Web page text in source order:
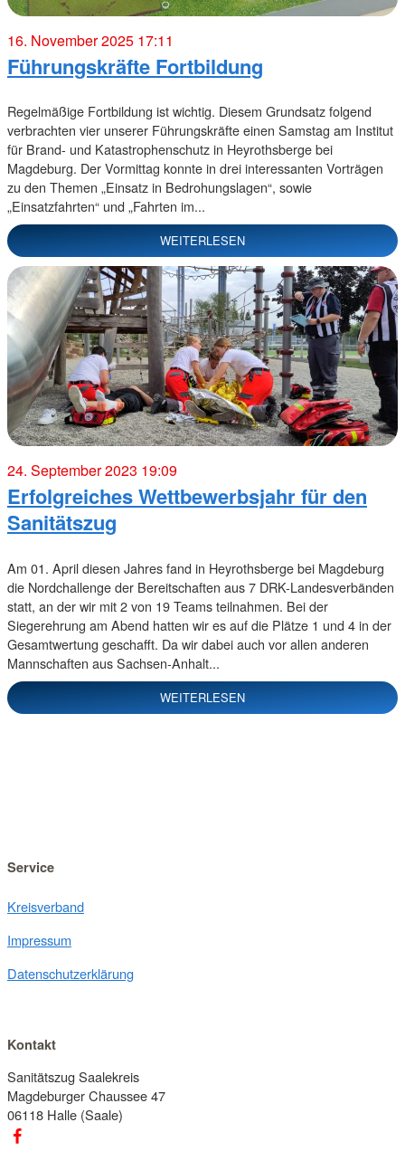
16. November 2025 17:11
Führungskräfte Fortbildung
Regelmäßige Fortbildung ist wichtig. Diesem Grundsatz folgend
verbrachten vier unserer Führungskräfte einen Samstag am Institut
für Brand- und Katastrophenschutz in Heyrothsberge bei
Magdeburg. Der Vormittag konnte in drei interessanten Vorträgen
zu den Themen „Einsatz in Bedrohungslagen“, sowie
„Einsatzfahrten“ und „Fahrten im...
WEITERLESEN
24. September 2023 19:09
Erfolgreiches Wettbewerbsjahr für den
Sanitätszug
Am 01. April diesen Jahres fand in Heyrothsberge bei Magdeburg
die Nordchallenge der Bereitschaften aus 7 DRK-Landesverbänden
statt, an der wir mit 2 von 19 Teams teilnahmen. Bei der
Siegerehrung am Abend hatten wir es auf die Plätze 1 und 4 in der
Gesamtwertung geschafft. Da wir dabei auch vor allen anderen
Mannschaften aus Sachsen-Anhalt...
WEITERLESEN
Service
Kreisverband
Impressum
Datenschutzerklärung
Kontakt
Sanitätszug Saalekreis
Magdeburger Chaussee 47
06118 Halle (Saale)